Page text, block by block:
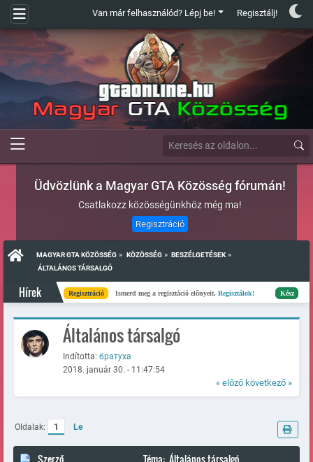
Van már felhasználód? Lépj be! Regisztálj!
Üdvözlünk a Magyar GTA Közösség fórumán!
Csatlakozz közösségünkhöz még ma!
Regisztráció
MAGYAR GTA KÖZÖSSÉG » KÖZÖSSÉG » BESZÉLGETÉSEK »
ÁLTALÁNOS TÁRSALGÓ
Hírek Regisztráció Ismerd meg a regisztáció előnyeit.Regisztálok! Kész Elkészült
Általános társalgó
Indította: братуха
2018. január 30. - 11:47:54
« előző következő »
Oldalak: 1 Le
Szerző
Téma: Általános társalgó